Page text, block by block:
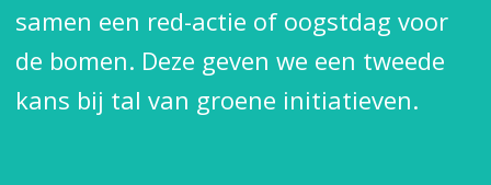
samen een red-actie of oogstdag voor
de bomen. Deze geven we een tweede
kans bij tal van groene initiatieven.